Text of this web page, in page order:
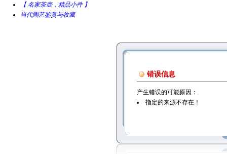
【 名家茶壶，精品小件 】
当代陶艺鉴赏与收藏
错误信息
产生错误的可能原因：
指定的来源不存在！